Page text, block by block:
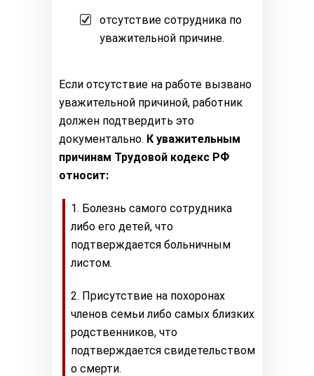
отсутствие сотрудника по
уважительной причине.
Если отсутствие на работе вызвано
уважительной причиной, работник
должен подтвердить это
документально. К уважительным
причинам Трудовой кодекс РФ
относит:
Болезнь самого сотрудника
либо его детей, что
подтверждается больничным
листом.
Присутствие на похоронах
членов семьи либо самых близких
родственников, что
подтверждается свидетельством
о смерти.